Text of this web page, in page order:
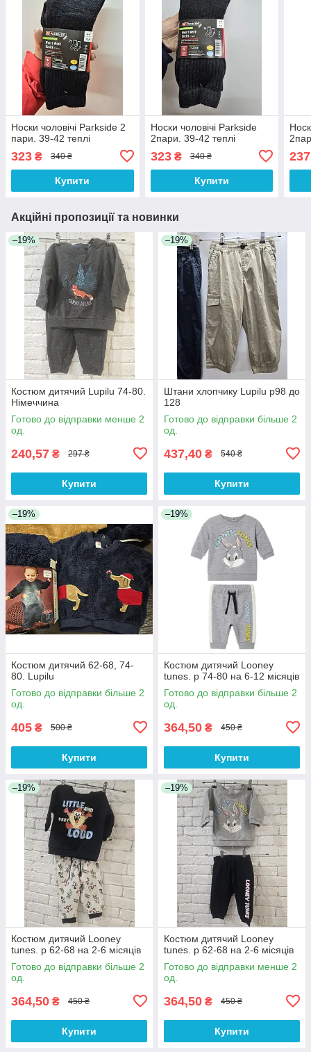
Носки чоловічі Parkside 2
пари. 39-42 теплі
323 ₴ 340 ₴
Купити
Носки чоловічі Parkside
2пари. 39-42 теплі
323₴ 340 ₴
Купити
Акційні пропозиції та новинки
–19%
Костюм дитячий Lupilu 74-80.
Німеччина
Готово до відправки менше 2
од.
240,57 ₴ 297 ₴
Купити
–19%
Штани хлопчику Lupilu р98 до
128
Готово до відправки більше 2
од.
437,40 ₴ 540 ₴
Купити
–19%
Костюм дитячий 62-68, 74-
80. Lupilu
Готово до відправки більше 2
од.
405 ₴ 500 ₴
Купити
–19%
Костюм дитячий Looney
tunes. р 74-80 на 6-12 місяців
Готово до відправки більше 2
од.
364,50 ₴ 450 ₴
Купити
–19%
Костюм дитячий Looney
tunes. р 62-68 на 2-6 місяців
Готово до відправки більше 2
од.
364,50 ₴ 450 ₴
Купити
–19%
Костюм дитячий Looney
tunes. р 62-68 на 2-6 місяців
Готово до відправки менше 2
од.
364,50 ₴ 450 ₴
Купити